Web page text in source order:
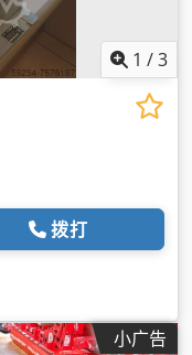
1 /3
拨打
小广告